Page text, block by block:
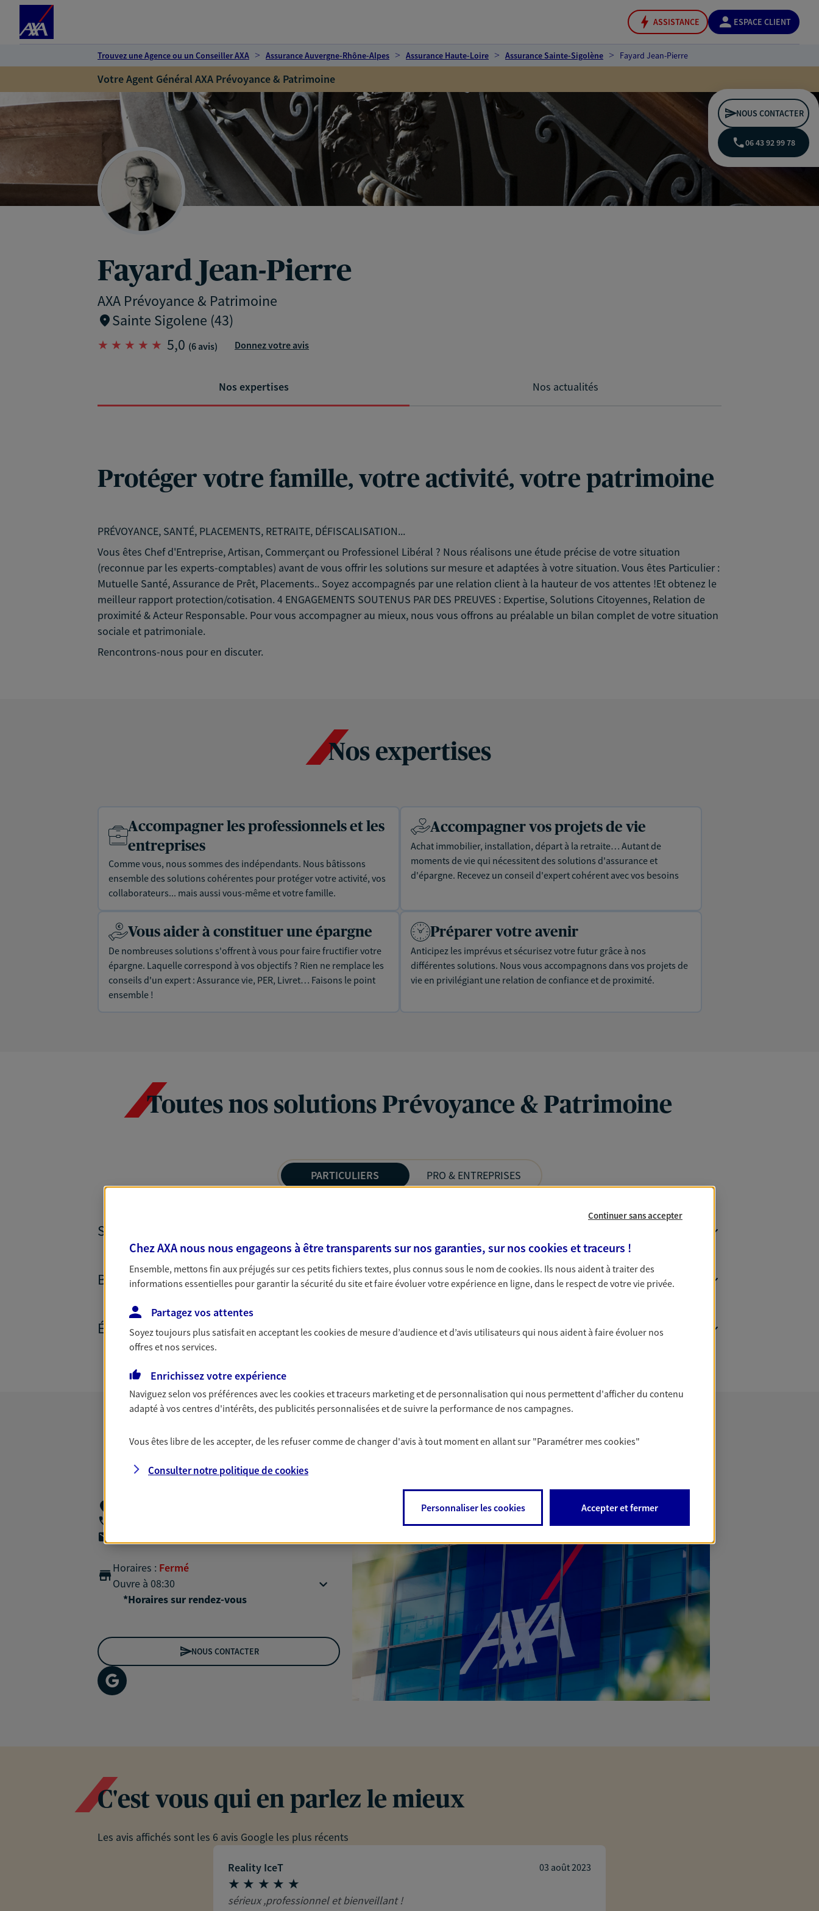
ASSISTANCE ESPACE CLIENT
Trouvez une Agence ou un Conseiller AXA Assurance Auvergne-Rhône-Alpes Assurance Haute-Loire Assurance Sainte-Sigolène Fayard Jean-Pierre
Votre Agent Général AXA Prévoyance & Patrimoine
Fayard Jean-Pierre
AXA Prévoyance & Patrimoine
Sainte Sigolene (43)
5,0 (6 avis) Donnez votre avis
NOUS CONTACTER
06 43 92 99 78
Nos expertises Nos actualités
Protéger votre famille, votre activité, votre patrimoine
PRÉVOYANCE, SANTÉ, PLACEMENTS, RETRAITE, DÉFISCALISATION...
Vous êtes Chef d'Entreprise, Artisan, Commerçant ou Professionel Libéral ? Nous réalisons une étude précise de votre situation
(reconnue par les experts-comptables) avant de vous offrir les solutions sur mesure et adaptées à votre situation. Vous êtes Particulier :
Mutuelle Santé, Assurance de Prêt, Placements.. Soyez accompagnés par une relation client à la hauteur de vos attentes !Et obtenez le
meilleur rapport protection/cotisation. 4 ENGAGEMENTS SOUTENUS PAR DES PREUVES : Expertise, Solutions Citoyennes, Relation de
proximité & Acteur Responsable. Pour vous accompagner au mieux, nous vous offrons au préalable un bilan complet de votre situation
sociale et patrimoniale.
Rencontrons-nous pour en discuter.
Nos expertises
Accompagner les professionnels et les
entreprises
Comme vous, nous sommes des indépendants. Nous bâtissons
ensemble des solutions cohérentes pour protéger votre activité, vos
collaborateurs... mais aussi vous-même et votre famille.
Accompagner vos projets de vie
Achat immobilier, installation, départ à la retraite… Autant de
moments de vie qui nécessitent des solutions d'assurance et
d'épargne. Recevez un conseil d'expert cohérent avec vos besoins
Vous aider à constituer une épargne
De nombreuses solutions s'offrent à vous pour faire fructifier votre
épargne. Laquelle correspond à vos objectifs ? Rien ne remplace les
conseils d'un expert : Assurance vie, PER, Livret… Faisons le point
ensemble !
Préparer votre avenir
Anticipez les imprévus et sécurisez votre futur grâce à nos
différentes solutions. Nous vous accompagnons dans vos projets de
vie en privilégiant une relation de confiance et de proximité.
Toutes nos solutions Prévoyance & Patrimoine
PARTICULIERS PRO & ENTREPRISES
SANTÉ ET PRÉVOYANCE
BANQUE ET CRÉDITS
ÉPARGNE ET RETRAITE
Nous rencontrer
Horaires : Fermé
Ouvre à 08:30
*Horaires sur rendez-vous
NOUS CONTACTER
C'est vous qui en parlez le mieux
Les avis affichés sont les 6 avis Google les plus récents
Reality IceT 03 août 2023
sérieux ,professionnel et bienveillant !
Continuer sans accepter
Chez AXA nous nous engageons à être transparents sur nos garanties, sur nos cookies et traceurs !
Ensemble, mettons fin aux préjugés sur ces petits fichiers textes, plus connus sous le nom decookies. Ils nous aident à traiter des
informations essentielles pour garantir la sécurité du site et faire évoluer votre expérience en ligne, dans le respect de votre vie privée.
Partagez vos attentes
Soyez toujours plus satisfait en acceptant lescookiesde mesure d’audience et d’avis utilisateurs qui nous aident à faire évoluer nos
offres et nos services.
Enrichissez votre expérience
Naviguez selon vos préférences avec lescookies et traceurs marketing et de personnalisation qui nous permettent d'afficher du contenu
adapté à vos centres d'intérêts, des publicités personnalisées et de suivre la performance de nos campagnes.
Vous êtes libre de les accepter, de les refuser comme de changer d'avis à tout moment en allant sur "Paramétrer mescookies"
Consulter notre politique decookies
Personnaliser les cookies Accepter et fermer